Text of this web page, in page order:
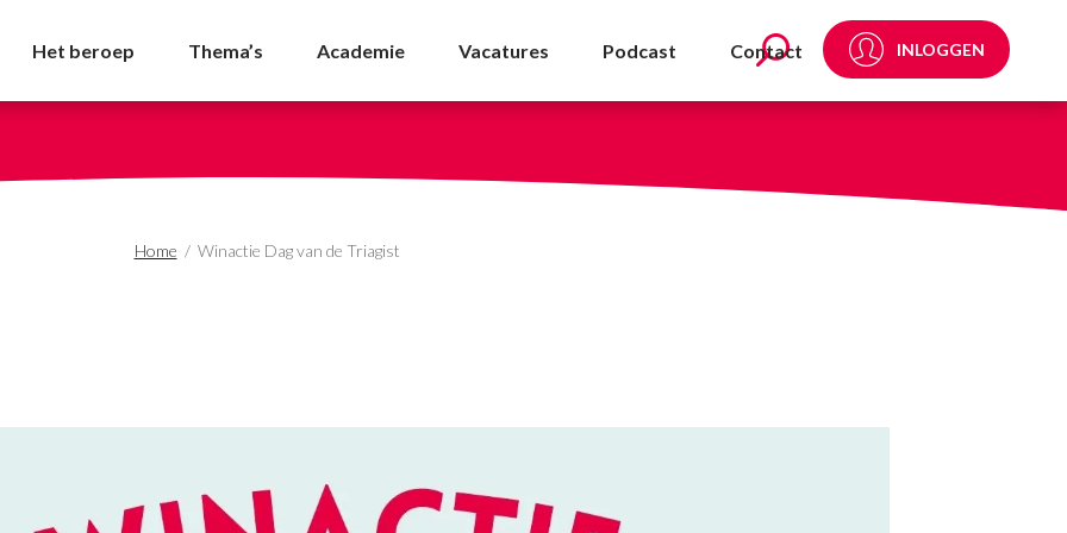
- NVDA
Het beroep Thema’s Academie Vacatures Podcast Contact INLOGGEN
Home / Winactie Dag van de Triagist